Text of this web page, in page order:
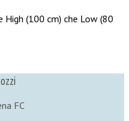
High (100 cm) che Low (80
FC